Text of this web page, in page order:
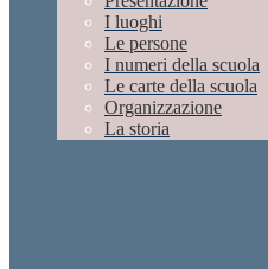
I luoghi
Le persone
I numeri della scuola
Le carte della scuola
Organizzazione
La storia